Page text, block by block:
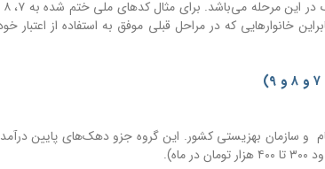
خانوارهایی که در مراحل قبلی موفق به استفاده از اعتبار